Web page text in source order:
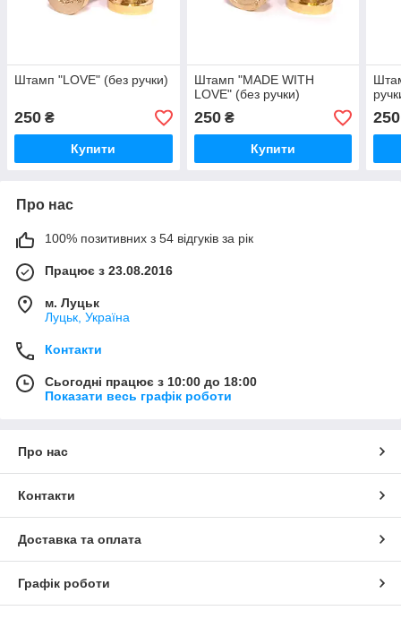
Штамп "LOVE" (без ручки)
250 ₴
Купити
Штамп "MADE WITH
LOVE" (без ручки)
250₴
Купити
250
Про нас
100% позитивних з 54 відгуків за рік
Працює з 23.08.2016
м. Луцьк
Луцьк, Україна
Контакти
Сьогодні працює з 10:00 до 18:00
Показати весь графік роботи
Про нас
Контакти
Доставка та оплата
Графік роботи